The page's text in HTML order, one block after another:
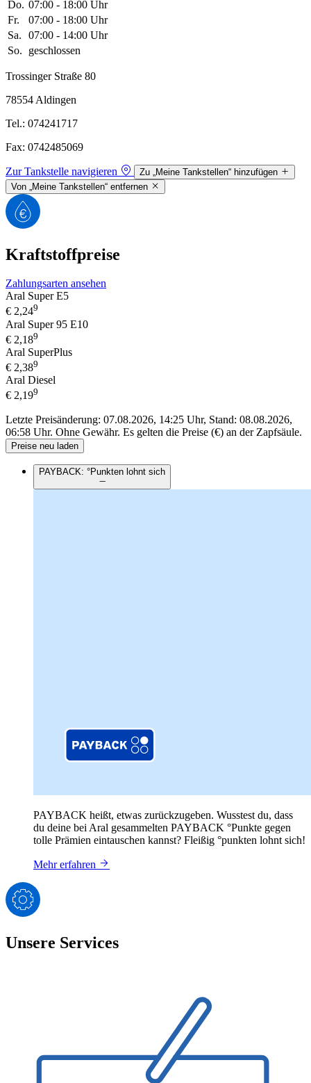
Do. 07:00 - 18:00 Uhr
Fr.
07:00 - 18:00 Uhr
Sa.
07:00 - 14:00 Uhr
So.
geschlossen
Trossinger Straße 80
78554 Aldingen
Tel.: 074241717
Fax: 0742485069
Zur Tankstelle navigieren
Zu „Meine Tankstellen“ hinzufügen
Von „Meine Tankstellen“ entfernen
Kraftstoffpreise
Zahlungsarten ansehen
Aral Super E5
€ 2,249
Aral Super 95 E10
€ 2,189
Aral SuperPlus
€ 2,389
Aral Diesel
€ 2,199
Letzte Preisänderung: 07.08.2026, 14:25 Uhr, Stand: 08.08.2026,
06:58 Uhr. Ohne Gewähr. Es gelten die Preise (€) an der Zapfsäule.
Preise neu laden
PAYBACK: °Punkten lohnt sich
PAYBACK heißt, etwas zurückzugeben. Wusstest du, dass
du deine bei Aral gesammelten PAYBACK °Punkte gegen
tolle Prämien eintauschen kannst? Fleißig °punkten lohnt sich!
Mehr erfahren
Unsere Services